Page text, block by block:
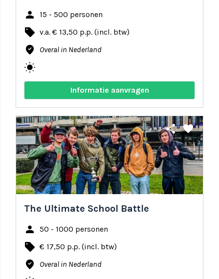
person 15 - 500 personen
local_offer v.a. € 13,50 p.p. (incl. btw)
where_to_vote Overal in Nederland
wb_sunny
Informatie aanvragen
share favorite
The Ultimate School Battle
person 50 - 1000 personen
local_offer € 17,50 p.p. (incl. btw)
where_to_vote Overal in Nederland